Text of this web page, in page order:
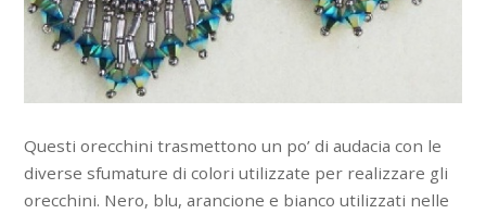
Questi orecchini trasmettono un po’ di audacia con le
diverse sfumature di colori utilizzate per realizzare gli
orecchini. Nero, blu, arancione e bianco utilizzati nelle